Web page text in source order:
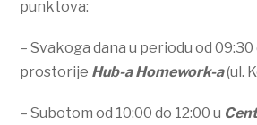
punktova:
– Svakoga dana u periodu od 09:30
prostorije Hub-a Homework-a(ul.
– Subotom od 10:00 do 12:00 u